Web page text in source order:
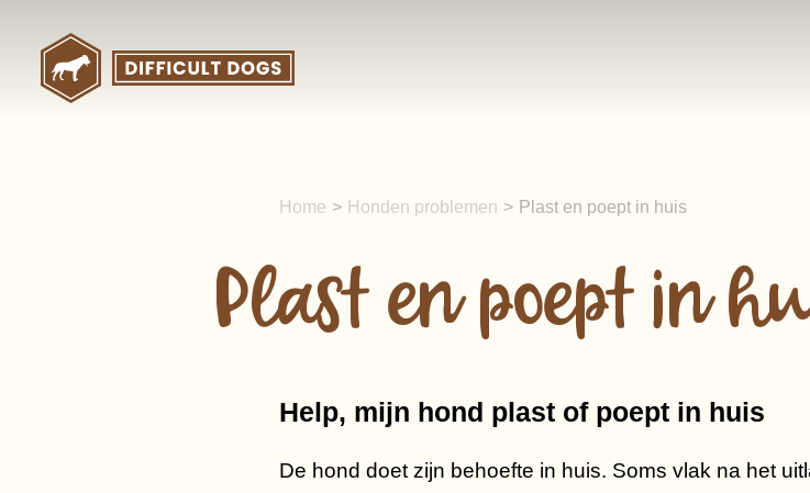
Home > Honden problemen > Plast en poept in huis
Plast en poept in
Help, mijn hond plast of poept in huis
De hond doet zijn behoefte in huis. Soms vlak na het